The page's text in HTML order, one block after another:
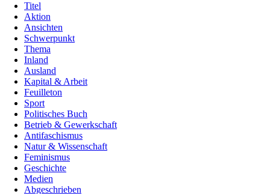
Titel
Aktion
Ansichten
Schwerpunkt
Thema
Inland
Ausland
Kapital & Arbeit
Feuilleton
Sport
Politisches Buch
Betrieb & Gewerkschaft
Antifaschismus
Natur & Wissenschaft
Feminismus
Geschichte
Medien
Abgeschrieben